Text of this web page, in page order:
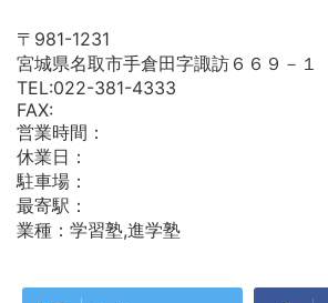
〒981-1231
宮城県名取市手倉田字諏訪６６９－１
TEL:022-381-4333
FAX:
営業時間：
休業日：
駐車場：
最寄駅：
業種：学習塾,進学塾